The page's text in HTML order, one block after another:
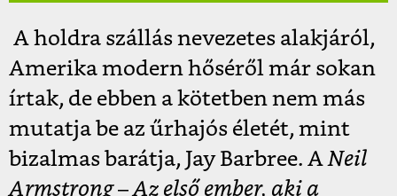
A holdra szállás nevezetes alakjáról,
Amerika modern hőséről már sokan
írtak, de ebben a kötetben nem más
mutatja be az űrhajós életét, mint
bizalmas barátja, Jay Barbree. ANeil
Armstrong – Az első ember, aki a